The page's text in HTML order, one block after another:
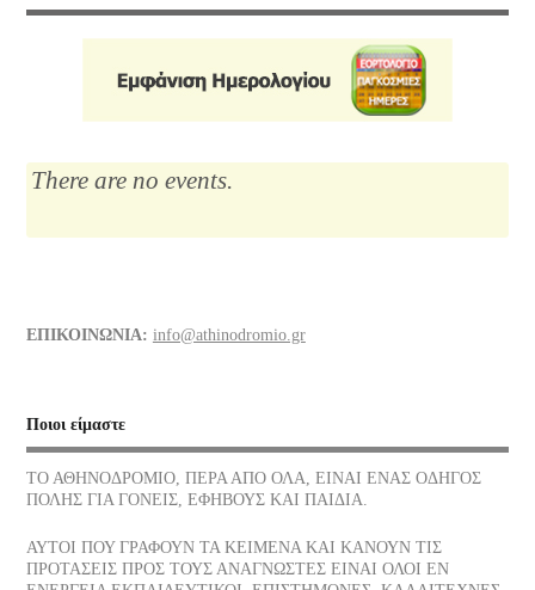
Διάφορα τρόφιμα και οι θερμίδες τους, άρθρο 2ο. Πώς να τις
κάψουμε!
Μαρία Κάλλας, η αιώνια: οι ωραιότερες άριες
07/07/2026
Οι νεώσοικοι του Πειραιά, ένα σοβαρό στήριγμα της αρχαίας
03/07/2026
There are no events.
ΕΠΙΚΟΙΝΩΝΙΑ: info@athinodromio.gr
Ποιοι είμαστε
ΤΟ ΑΘΗΝΟΔΡΟΜΙΟ, ΠΕΡΑ ΑΠΟ ΟΛΑ, ΕΙΝΑΙ ΕΝΑΣ ΟΔΗΓΟΣ
ΠΟΛΗΣ ΓΙΑ ΓΟΝΕΙΣ, ΕΦΗΒΟΥΣ ΚΑΙ ΠΑΙΔΙΑ.
ΑΥΤΟΙ ΠΟΥ ΓΡΑΦΟΥΝ ΤΑ ΚΕΙΜΕΝΑ ΚΑΙ ΚΑΝΟΥΝ ΤΙΣ
ΠΡΟΤΑΣΕΙΣ ΠΡΟΣ ΤΟΥΣ ΑΝΑΓΝΩΣΤΕΣ ΕΙΝΑΙ ΟΛΟΙ ΕΝ